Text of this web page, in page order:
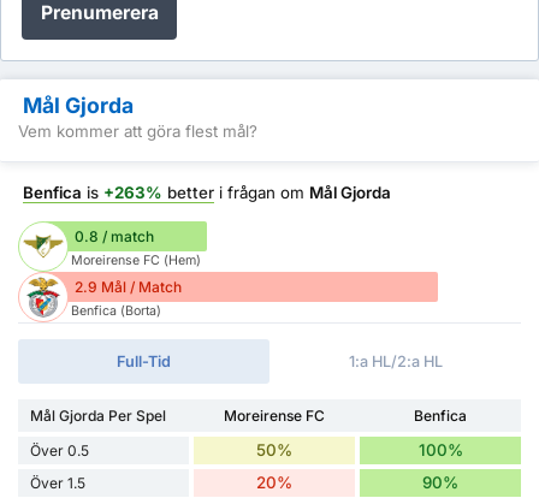
Prenumerera
Mål Gjorda
Vem kommer att göra flest mål?
Benfica is +263% better i frågan om Mål Gjorda
0.8 / match
Moreirense FC (Hem)
2.9 Mål / Match
Benfica (Borta)
Full-Tid 1:a HL/2:a HL
Mål Gjorda Per Spel Moreirense FC
Benfica
Över 0.5
50% 100%
Över 1.5 20% 90%